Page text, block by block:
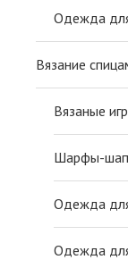
Одежда
Вязание
Вязаные
Шарфы-
Одежда
Одежда